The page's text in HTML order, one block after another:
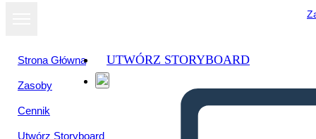
Strona Główna
Zasoby
Cennik
Utwórz Storyboard
UTWÓRZ STORYBOARD
Wyświetl jako
pokaz slajdów